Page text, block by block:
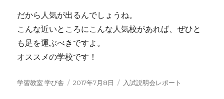
だから人気が出るんでしょうね。
こんな近いところにこんな人気校があれば、ぜひと
も足を運ぶべきですよ。
オススメの学校です！
投
学習教室 学び舎
投
2017年7月8日
カ
入試説明会レポート